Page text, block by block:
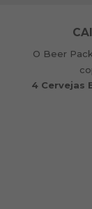
4 Cervejas
O Beer